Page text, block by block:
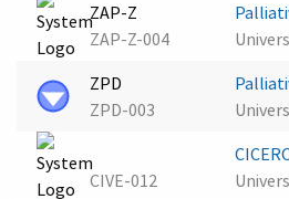
ZAP-Z
ZAP-Z-004
ZPD
ZPD-003
CIVE-012